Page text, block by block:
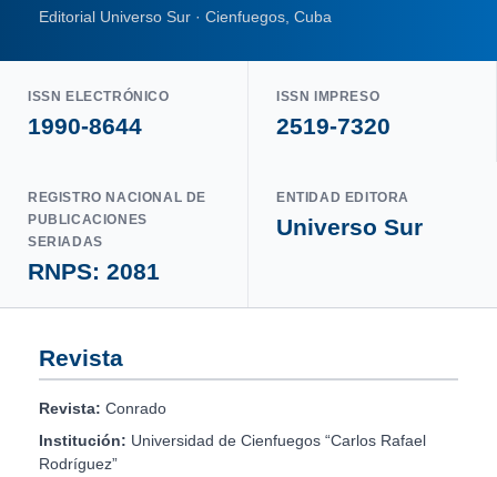
Editorial Universo Sur · Cienfuegos, Cuba
ISSN ELECTRÓNICO
1990-8644
ISSN IMPRESO
2519-7320
REGISTRO NACIONAL DE
PUBLICACIONES
SERIADAS
RNPS: 2081
ENTIDAD EDITORA
Universo Sur
Revista
Revista: Conrado
Institución: Universidad de Cienfuegos “Carlos Rafael
Rodríguez”